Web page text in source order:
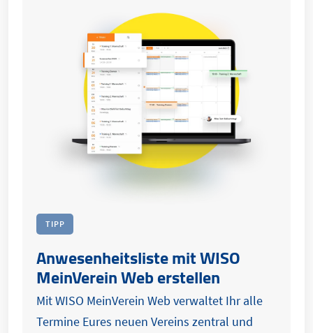
TIPP
Anwesenheitsliste mit WISO
MeinVerein Web erstellen
Mit WISO MeinVerein Web verwaltet Ihr alle
Termine Eures neuen Vereins zentral und